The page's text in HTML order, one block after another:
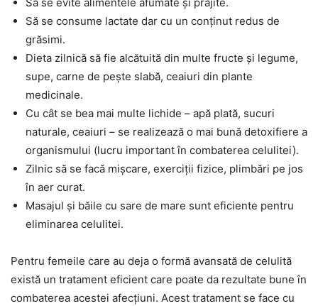
Să se consume lactate dar cu un conținut redus de
grăsimi.
Dieta zilnică să fie alcătuită din multe fructe și legume,
supe, carne de pește slabă, ceaiuri din plante
medicinale.
Cu cât se bea mai multe lichide – apă plată, sucuri
naturale, ceaiuri – se realizează o mai bună detoxifiere a
organismului (lucru important în combaterea celulitei).
Zilnic să se facă mișcare, exerciții fizice, plimbări pe jos
în aer curat.
Masajul și băile cu sare de mare sunt eficiente pentru
eliminarea celulitei.
Pentru femeile care au deja o formă avansată de celulită
există un tratament eficient care poate da rezultate bune în
combaterea acestei afecțiuni. Acest tratament se face cu